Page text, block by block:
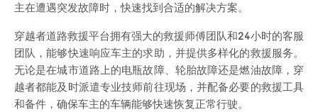
主在遭遇突发故障时，快速找到合适的解决方案。
穿越者道路救援平台拥有强大的救援师傅团队和24小时的客服
团队，能够快速响应车主的求助，并提供多样化的救援服务。
无论是在城市道路上的电瓶故障、轮胎故障还是燃油故障，穿
越者都能及时派遣专业技师前往现场，并配备必要的救援工具
和备件，确保车主的车辆能够快速恢复正常行驶。